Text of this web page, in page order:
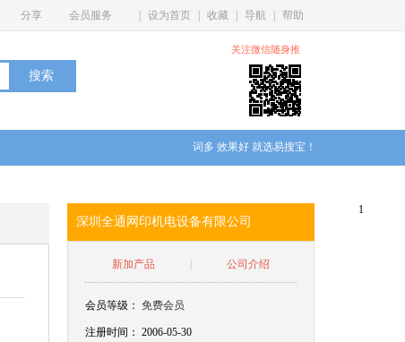
分享 会员服务 设为首页 收藏 导航 帮助
关注微信随身推
词多 效果好 就选易搜宝！
深圳全通网印机电设备有限公司
新加产品 公司介绍
会员等级：免费会员
注册时间： 2006-05-30
1